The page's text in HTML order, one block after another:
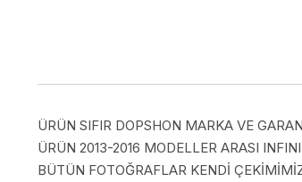
ÜRÜN SIFIR DOPSHON MARKA VE
ÜRÜN 2013-2016 MODELLER ARASI
BÜTÜN FOTOĞRAFLAR KENDİ